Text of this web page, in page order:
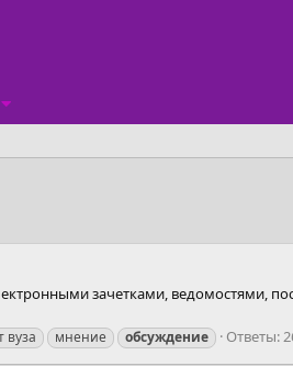
зачетками, ведомостями,
вуза мнение обсуждение Ответы: